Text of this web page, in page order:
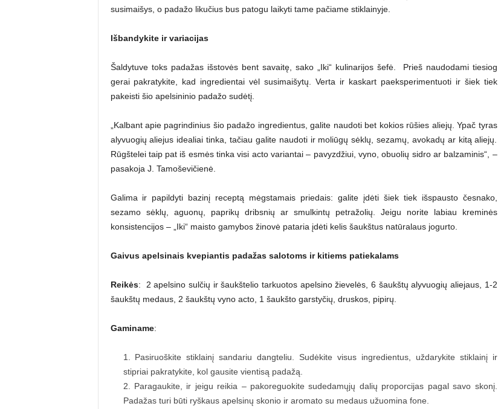
susimaišys, o padažo likučius bus patogu laikyti tame pačiame stiklainyje.
Išbandykite ir variacijas
Šaldytuve toks padažas išstovės bent savaitę, sako „Iki“ kulinarijos šefė. Prieš naudodami tiesiog
gerai pakratykite, kad ingredientai vėl susimaišytų. Verta ir kaskart paeksperimentuoti ir šiek tiek
pakeisti šio apelsininio padažo sudėtį.
„Kalbant apie pagrindinius šio padažo ingredientus, galite naudoti bet kokios rūšies aliejų. Ypač tyras
alyvuogių aliejus idealiai tinka, tačiau galite naudoti ir moliūgų sėklų, sezamų, avokadų ar kitą aliejų.
Rūgštelei taip pat iš esmės tinka visi acto variantai – pavyzdžiui, vyno, obuolių sidro ar balzaminis“, –
pasakoja J. Tamoševičienė.
Galima ir papildyti bazinį receptą mėgstamais priedais: galite įdėti šiek tiek išspausto česnako,
sezamo sėklų, aguonų, paprikų dribsnių ar smulkintų petražolių. Jeigu norite labiau kreminės
konsistencijos – „Iki“ maisto gamybos žinovė pataria įdėti kelis šaukštus natūralaus jogurto.
Gaivus apelsinais kvepiantis padažas salotoms ir kitiems patiekalams
Reikės: 2 apelsino sulčių ir šaukštelio tarkuotos apelsino žievelės, 6 šaukštų alyvuogių aliejaus, 1-2
šaukštų medaus, 2 šaukštų vyno acto, 1 šaukšto garstyčių, druskos, pipirų.
Gaminame:
Pasiruoškite stiklainį sandariu dangteliu. Sudėkite visus ingredientus, uždarykite stiklainį ir
stipriai pakratykite, kol gausite vientisą padažą.
Paragaukite, ir jeigu reikia – pakoreguokite sudedamųjų dalių proporcijas pagal savo skonį.
Padažas turi būti ryškaus apelsinų skonio ir aromato su medaus užuomina fone.